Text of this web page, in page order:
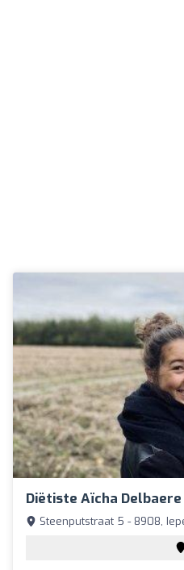
Diëtiste Aïcha Delbaere
Steenputstraat 5 - 8908,